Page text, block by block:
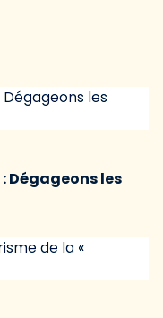
Dégageons les